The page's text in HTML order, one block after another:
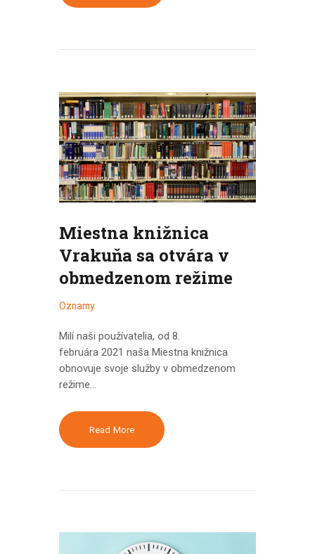
Miestna knižnica
Vrakuňa sa otvára v
obmedzenom režime
Oznamy
Milí naši používatelia, od 8.
februára 2021 naša Miestna knižnica
obnovuje svoje služby v obmedzenom
režime…
Read More